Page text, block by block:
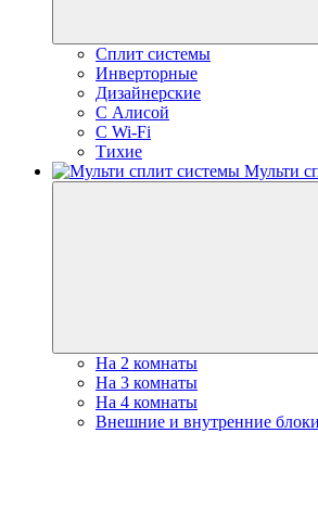
Сплит системы
Инверторные
Дизайнерские
С Алисой
C Wi-Fi
Тихие
Мульти
На 2 комнаты
На 3 комнаты
На 4 комнаты
Внешние и внутренние блоки